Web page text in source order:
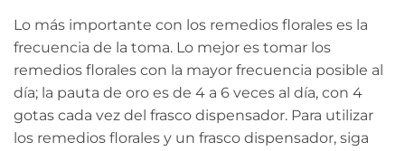
Lo más importante con los remedios florales es la
frecuencia de la toma. Lo mejor es tomar los
remedios florales con la mayor frecuencia posible al
día; la pauta de oro es de 4 a 6 veces al día, con 4
gotas cada vez del frasco dispensador. Para utilizar
los remedios florales y un frasco dispensador, siga